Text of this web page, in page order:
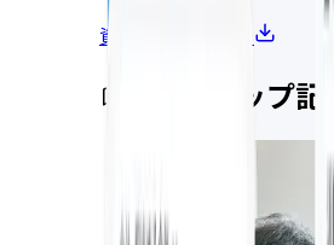
資料請求はこちら
ピックアップ記事